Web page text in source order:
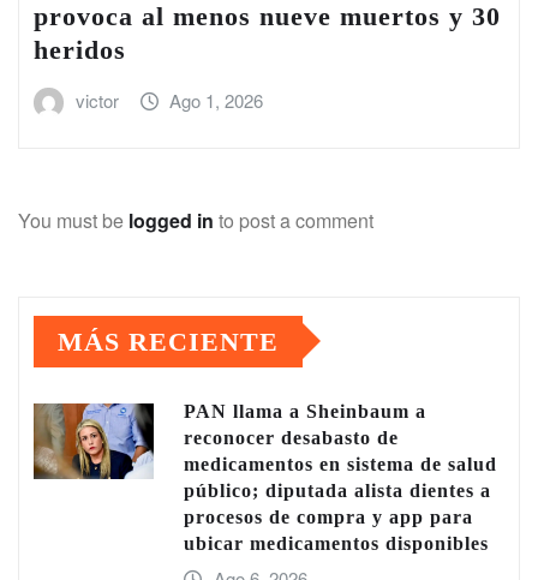
provoca al menos nueve muertos y 30
heridos
victor Ago 1, 2026
You must be logged in to post a comment
MÁS RECIENTE
PAN llama a Sheinbaum a
reconocer desabasto de
medicamentos en sistema de salud
público; diputada alista dientes a
procesos de compra y app para
ubicar medicamentos disponibles